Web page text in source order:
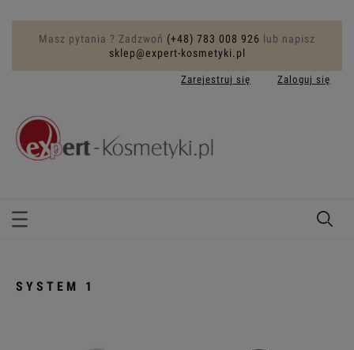
Masz pytania ? Zadzwoń (+48) 783 008 926 lub napisz
sklep@expert-kosmetyki.pl
Zarejestruj się Zaloguj się
SYSTEM 1